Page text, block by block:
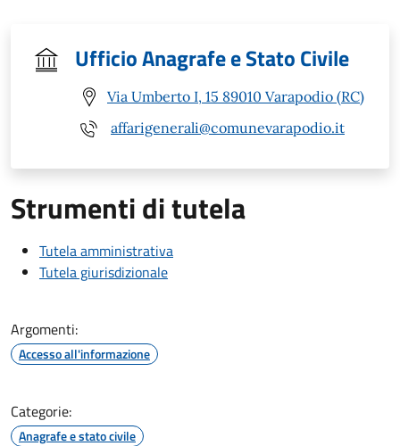
Ufficio Anagrafe e Stato Civile
Via Umberto I, 15 89010 Varapodio (RC)
affarigenerali@comunevarapodio.it
Strumenti di tutela
Tutela amministrativa
Tutela giurisdizionale
Argomenti:
Accesso all'informazione
Categorie:
Anagrafe e stato civile